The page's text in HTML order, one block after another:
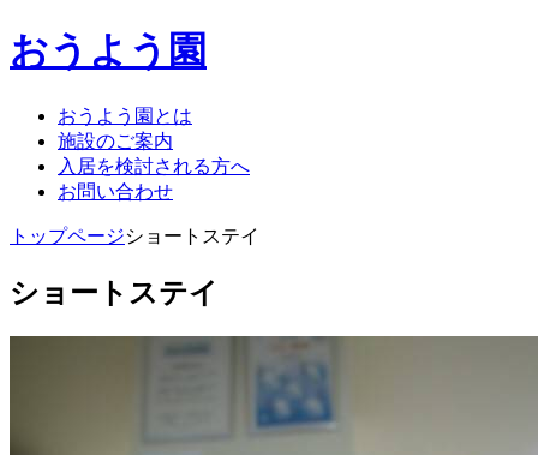
おうよう園
おうよう園とは
施設のご案内
入居を検討される方へ
お問い合わせ
トップページショートステイ
ショートステイ